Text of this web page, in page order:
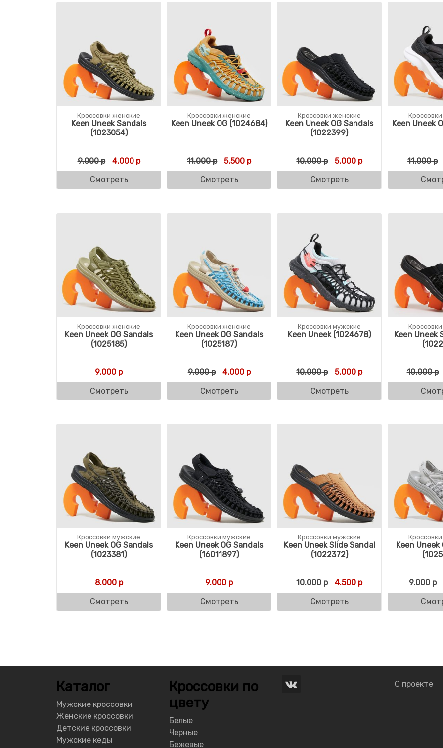
Кроссовки женские
Keen Uneek Sandals
(1023054)
9.000р Первоначальная цена составляла 9.000 р.
4.000рТекущая цена: 4.000 р.
Смотреть
Кроссовки женские
Keen Uneek OG (1024684)
11.000р Первоначальная цена составляла 11.000 р.
5.500 рТекущая цена: 5.500 р.
Смотреть
Кроссовки женские
Keen Uneek OG Sandals
(1022399)
10.000р Первоначальная цена
5.000 рТекущая цена: 5.000
Смотреть
Keen Uneek
11.000р
Кроссовки женские
Keen Uneek OG Sandals
(1025185)
9.000 р
Смотреть
Кроссовки женские
Keen Uneek OG Sandals
(1025187)
9.000р Первоначальная цена составляла 9.000 р.
4.000рТекущая цена: 4.000 р.
Смотреть
Кроссовки мужские
Keen Uneek (1024678)
10.000р Первоначальная цена
5.000 рТекущая цена: 5.000
Смотреть
Keen Uneek
10.000р
Кроссовки мужские
Keen Uneek OG Sandals
(1023381)
8.000р
Смотреть
Кроссовки мужские
Keen Uneek OG Sandals
(16011897)
9.000 р
Смотреть
Кроссовки мужские
Keen Uneek Slide Sandal
(1022372)
10.000р Первоначальная цена
4.500 рТекущая цена: 4.500
Смотреть
Keen Uneek
9.000р
Каталог
Мужские кроссовки
Женские кроссовки
Детские кроссовки
Мужские кеды
Кроссовки по
цвету
Белые
Черные
Бежевые
О проекте